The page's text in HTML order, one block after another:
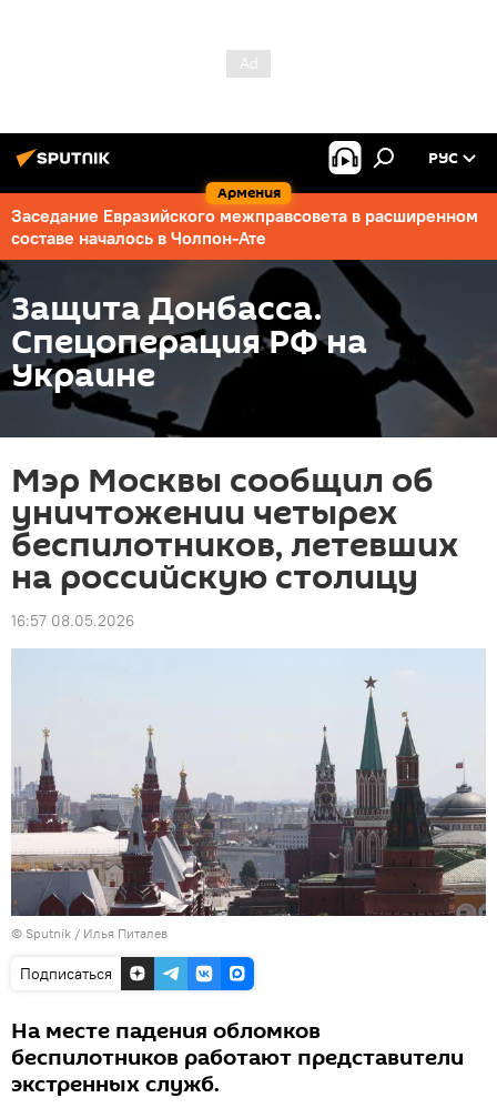
Армения
РУС
Заседание Евразийского межправсовета в расширенном
составе началось в Чолпон-Ате
Защита Донбасса.
Спецоперация РФ на
Украине
Мэр Москвы сообщил об
уничтожении четырех
беспилотников, летевших
на российскую столицу
16:57 08.05.2026
© Sputnik / Илья Питалев
Подписаться
На месте падения обломков
беспилотников работают представители
экстренных служб.